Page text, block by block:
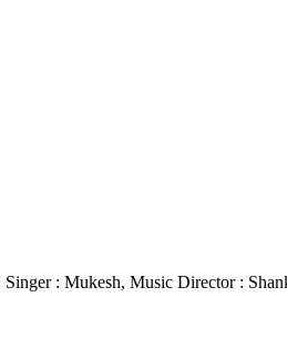
: Mukesh, Music Director :